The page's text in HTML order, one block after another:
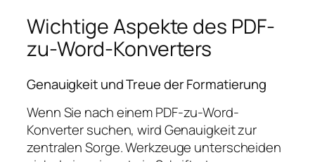
Wichtige Aspekte des PDF-
zu-Word-Konverters
Genauigkeit und Treue der Formatierung
Wenn Sie nach einem PDF-zu-Word-
Konverter suchen, wird Genauigkeit zur
zentralen Sorge. Werkzeuge unterscheiden